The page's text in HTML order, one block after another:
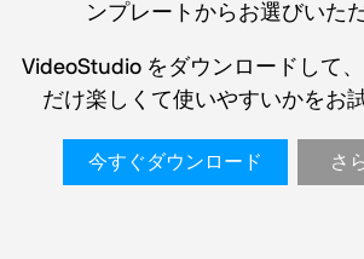
ンプレートからお選びいた
VideoStudio をダウンロードして
だけ楽しくて使いやすいかをお
今すぐダウンロード さ